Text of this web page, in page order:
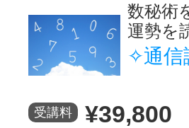
数秘術
運勢を
✧通
受講料 ¥39,800